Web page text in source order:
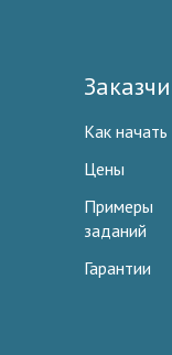
Как начать
Цены
Примеры
заданий
Гарантии